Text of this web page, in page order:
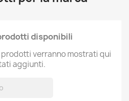
disponibili
verranno mostrati qui
aggiunti.